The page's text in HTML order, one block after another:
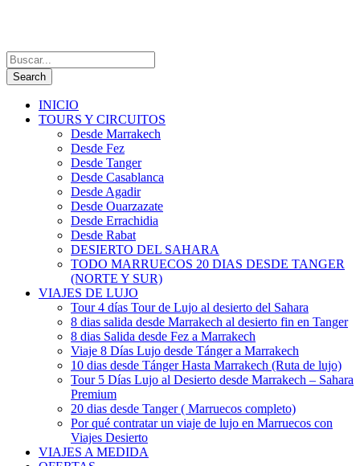
INICIO
TOURS Y CIRCUITOS
Desde Marrakech
Desde Fez
Desde Tanger
Desde Casablanca
Desde Agadir
Desde Ouarzazate
Desde Errachidia
Desde Rabat
DESIERTO DEL SAHARA
TODO MARRUECOS 20 DIAS DESDE TANGER
(NORTE Y SUR)
VIAJES DE LUJO
Tour 4 días Tour de Lujo al desierto del Sahara
8 dias salida desde Marrakech al desierto fin en Tanger
8 dias Salida desde Fez a Marrakech
Viaje 8 Días Lujo desde Tánger a Marrakech
10 dias desde Tánger Hasta Marrakech (Ruta de lujo)
Tour 5 Días Lujo al Desierto desde Marrakech – Sahara
Premium
20 dias desde Tanger ( Marruecos completo)
Por qué contratar un viaje de lujo en Marruecos con
Viajes Desierto
VIAJES A MEDIDA